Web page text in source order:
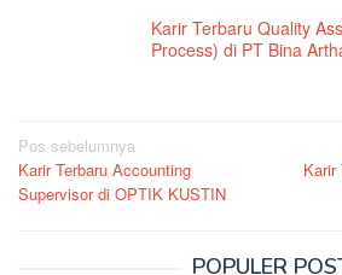
Karir Terbaru Quality
Process) di PT Bina
Navigasi
pos
Pos sebelumnya
Karir Terbaru Accounting
Supervisor di OPTIK KUSTIN
Karir
POPULER